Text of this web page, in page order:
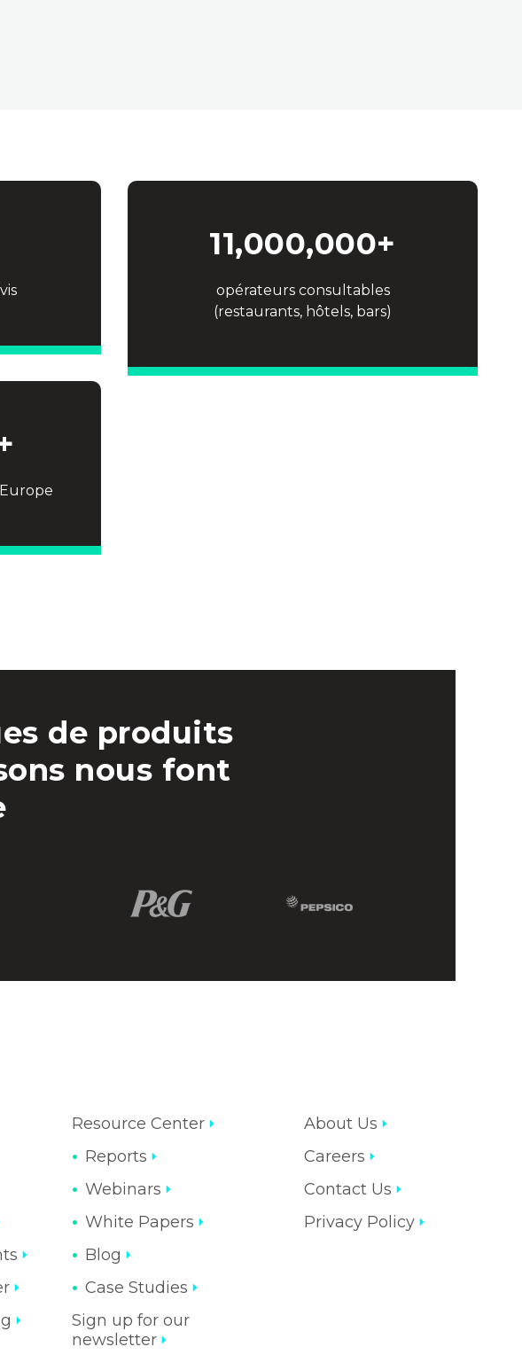
11,000,000+
opérateurs consultables
(restaurants, hôtels, bars)
de produits
nous font
Resource Center
Reports
Webinars
White Papers
Blog
Case Studies
Sign up for our
newsletter
About Us
Careers
Contact Us
Privacy Policy